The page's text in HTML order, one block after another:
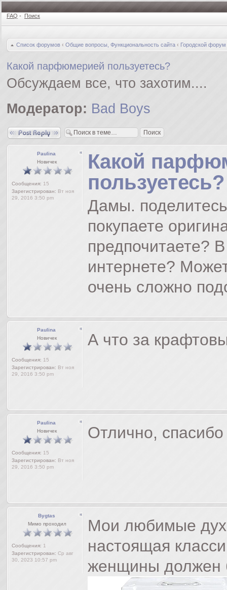
FAQ • Поиск
Список форумов ‹ Общие вопросы, Функциональность сайта ‹ Городской форум
Какой парфюмерией пользуетесь?
Обсуждаем все, что захотим....
Модератор: Bad Boys
Ответить
Paulina
Новичек
Сообщения: 15
Зарегистрирован: Вт ноя
29, 2016 3:50 pm
Какой
пользуетесь?
Дамы.
покупаете
предпочитаете?
интернете?
очень сложно
Paulina
Новичек
Сообщения: 15
Зарегистрирован: Вт ноя
29, 2016 3:50 pm
А что за
Paulina
Новичек
Сообщения: 15
Зарегистрирован: Вт ноя
29, 2016 3:50 pm
Отлично,
Bygtas
Мимо проходил
Сообщения: 1
Зарегистрирован: Ср авг
30, 2023 10:57 pm
Мои любимые
настоящая
женщины должен